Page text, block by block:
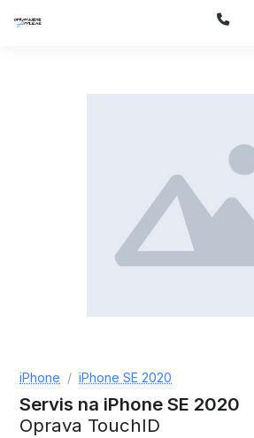
iPhone iPhone SE 2020
Servis na iPhone SE 2020
Oprava TouchID